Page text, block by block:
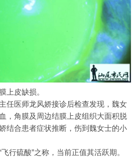
上皮缺损。
任医师龙风娇接诊后检查发现，魏女
，角膜及周边结膜上皮组织大面积脱
结合患者症状推断，伤到魏女士的小
行硫酸”之称，当前正值其活跃期。